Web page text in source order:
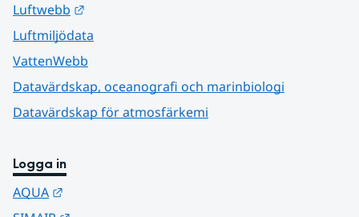
Luftwebb
Luftmiljödata
VattenWebb
Datavärdskap, oceanografi och marinbiologi
Datavärdskap för atmosfärkemi
Logga in
AQUA